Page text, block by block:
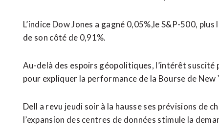
L’indice Dow Jones ⁠a gagné 0,05%,le S&P-500,
de son côté de 0,91%.
Au-delà des espoirs géopolitiques, l’intérêt
pour expliquer la performance de la Bourse de New
Dell a revu jeudi soir à la hausse ses prévisions de
l’expansion des centres de données ​stimule la